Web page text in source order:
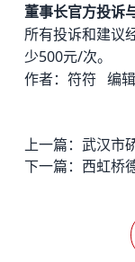
董事长官方投
所有投诉和建议
少500元/次。
作者：符符 编
上一篇：
下一篇：